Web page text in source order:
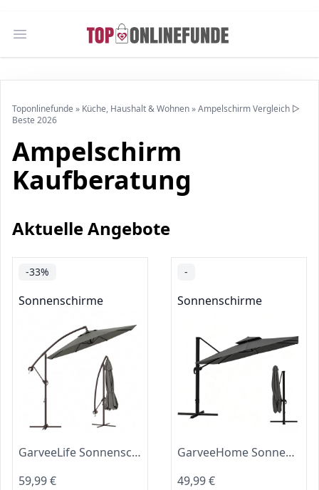
Open main menu
Toponlinefunde » Küche, Haushalt & Wohnen»Ampelschirm Vergleich ▷
Beste 2026
Ampelschirm
Kaufberatung
Aktuelle Angebote
-33%
Sonnenschirme
GarveeLife Sonnenschirm 300cm Ampelschirm mit Kurbel & Ständer - Grau
59,99 €
-
Sonnenschirme
GarveeHome Sonnenschirm 300 cm Ampelschirm mit Kurbel, 360° drehbar & neigbar, Sonnenschutz UV50+, wasserdicht & windfest, für Balkon, Terrasse und Garten, grau
49,99 €